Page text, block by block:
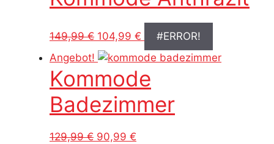
149,99€
Ursprünglicher
Preis
war:
149,99 €
104,99 €
Aktueller
Preis
ist:
104,99 €.
#ERROR!
Angebot!
Kommode
Badezimmer
129,99€ Ursprünglicher
90,99 €